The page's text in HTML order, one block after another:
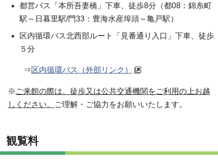
都営バス「本所吾妻橋」下車、徒歩8分（都08：錦糸町
駅～日暮里駅/門33：豊海水産埠頭～亀戸駅）
区内循環バス北西部ルート「見番通り入口」下車、徒歩
５分
⇒区内循環バス（外部リンク）
※ ご来館の際は、徒歩又は公共交通機関をご利用の上お越
しください。
ご理解・ご協力をお願いいたします。
観覧料